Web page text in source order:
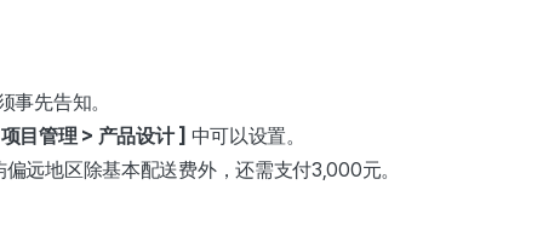
事先告知。
目管理 > 产品设计 ] 中可以设置。
远地区除基本配送费外，还需支付3,000元。